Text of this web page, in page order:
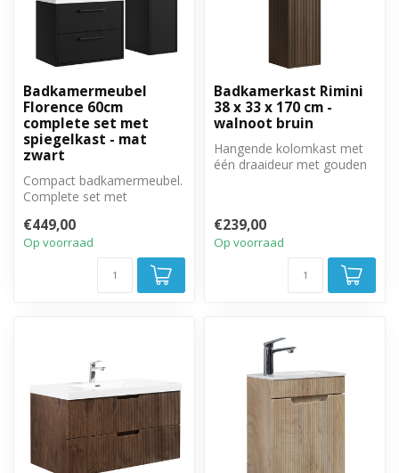
Badkamermeubel
Florence 60cm
complete set met
spiegelkast - mat
zwart
Compact badkamermeubel.
Complete set met
spiegelkast en zijkast.
€449,00
Op voorraad
Badkamerkast Rimini
38 x 33 x 170 cm -
walnoot bruin
Hangende kolomkast met
één draaideur met gouden
€239,00
Op voorraad